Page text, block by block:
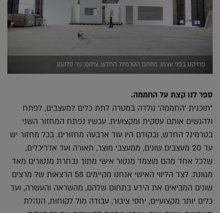
פרויקט בפני עצמו. מתחם הטרמינל החדש. צילום: ניר סלקמן.
ספר לנו קצת על החממה.
"תוכנית 'החממה' נולדה במטרה לתת כלים למעצבים, לפתח
ולהגשים אותם עסקית ומקצועית. עכשיו נפתח המחזור השני
בטרמינל החדש, ובקודם היו עוד ארבעה מחזורים. בכל מחזור יש
עד 20 מעצבים שונים, ממעצבי מוצר, תאורה ועד אדריכלים,
שלכל אחד מהם מוצמד מנטור אישי מתוך נבחרת מנטורים מאד
מגוונת. לצד הליווי האישי אנחנו מקיימים 58 הרצאות של מרצים
שונים המביאים את הידע בתחום שלהם, מהשראה והעשרה, ועד
כלים יותר מקצועיים, יחסי ציבור, עבודה מול לקוחות, הנהלת